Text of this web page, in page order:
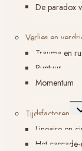
De paradox
Verlies en
Trauma en
Ruptuur
Momentum
Tijdsfactoren
Lineaire en
Het